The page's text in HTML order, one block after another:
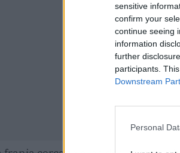
sensitive
confirm your
continue seeing
information
further
participants.
Downstream
Personal